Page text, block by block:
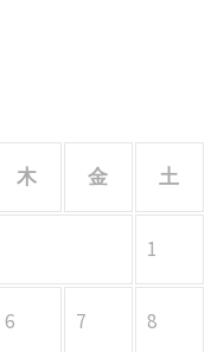
木 金 土
1
6 7 8